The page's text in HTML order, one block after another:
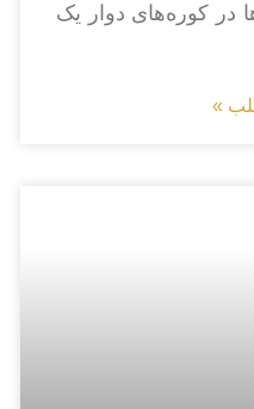
در کوره‌های دوار یک
»